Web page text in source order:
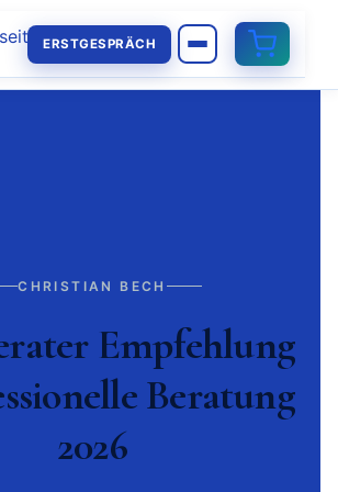
ERSTGESPRÄCH
CHRISTIAN BECH
Empfehlung
Beratung
2026